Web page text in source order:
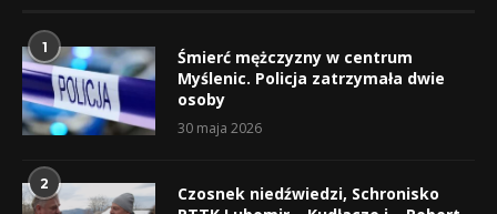
1
Śmierć mężczyzny w centrum
Myślenic. Policja zatrzymała dwie
osoby
30 maja 2026
2
Czosnek niedźwiedzi, Schronisko